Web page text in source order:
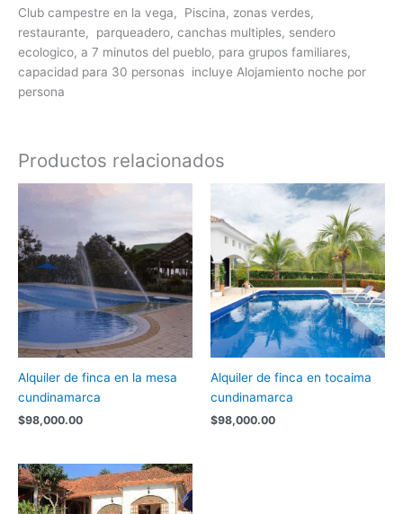
Club campestre en la vega, Piscina, zonas verdes,
restaurante, parqueadero, canchas multiples, sendero
ecologico, a 7 minutos del pueblo, para grupos familiares,
capacidad para 30 personas incluye Alojamiento noche por
persona
Productos relacionados
Alquiler de finca en la mesa
cundinamarca
$98,000.00
Alquiler de finca en tocaima
cundinamarca
$98,000.00